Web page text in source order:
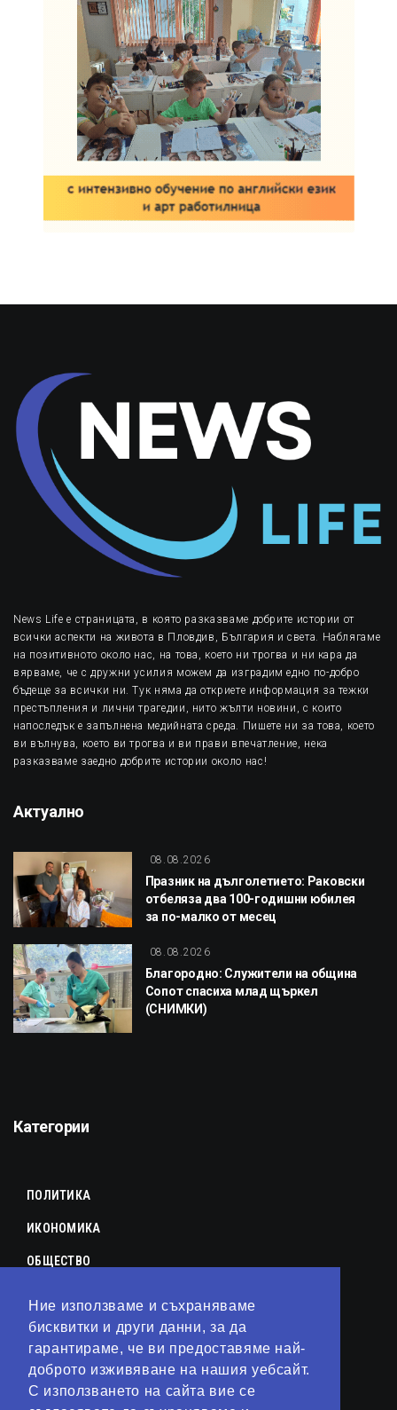
Ние използваме и съхраняваме
бисквитки и други данни, за да
гарантираме, че ви предоставяме най-
доброто изживяване на нашия уебсайт.
С използването на сайта вие се
News Life е страницата, в която разказваме добрите истории от
всички аспекти на живота в Пловдив, България и света. Наблягаме
на позитивното около нас, на това, което ни трогва и ни кара да
вярваме, че с дружни усилия можем да изградим едно по-добро
бъдеще за всички ни. Тук няма да откриете информация за тежки
престъпления и лични трагедии, нито жълти новини, с които
напоследък е запълнена медийната среда. Пишете ни за това, което
ви вълнува, което ви трогва и ви прави впечатление, нека
разказваме заедно добрите истории около нас!
Актуално
08.08.2026
Празник на дълголетието: Раковски
отбеляза два 100-годишни юбилея
за по-малко от месец
08.08.2026
Благородно: Служители на община
Сопот спасиха млад щъркел
(СНИМКИ)
Категории
ПОЛИТИКА
ИКОНОМИКА
ОБЩЕСТВО
КУЛТУРА
ЛАЙФСТАЙЛ
ТЕХНОЛОГИИ